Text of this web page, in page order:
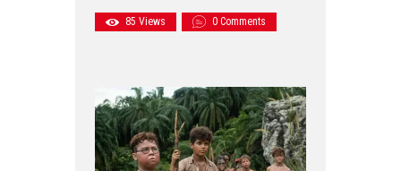
85 Views 0 Comments